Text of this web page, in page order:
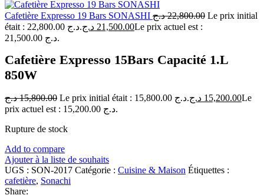
Cafetière Expresso 19 Bars SONASHI 22,800.00 د.ج
Le prix initial
était : 22,800.00 د.ج.
21,500.00 د.ج
Le prix actuel est :
21,500.00 د.ج.
Cafetière Expresso 15Bars Capacité 1.L
850W
15,800.00 د.ج Le prix initial était : 15,800.00 د.ج. 15,200.00 د.ج
Le
prix actuel est : 15,200.00 د.ج.
Rupture de stock
Add to compare
Ajouter à la liste de souhaits
UGS : SON-2017 Catégorie : Cuisine & Maison Étiquettes :
cafetière, Sonachi
Share: